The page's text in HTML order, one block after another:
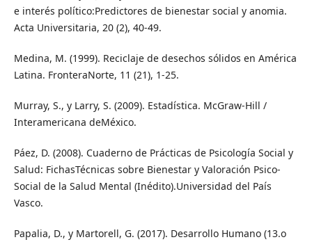
e interés político:Predictores de bienestar social y anomia.
Acta Universitaria, 20 (2), 40-49.
Medina, M. (1999). Reciclaje de desechos sólidos en América
Latina. FronteraNorte, 11 (21), 1-25.
Murray, S., y Larry, S. (2009). Estadística. McGraw-Hill /
Interamericana deMéxico.
Páez, D. (2008). Cuaderno de Prácticas de Psicología Social y
Salud: FichasTécnicas sobre Bienestar y Valoración Psico-
Social de la Salud Mental (Inédito).Universidad del País
Vasco.
Papalia, D., y Martorell, G. (2017). Desarrollo Humano (13.o